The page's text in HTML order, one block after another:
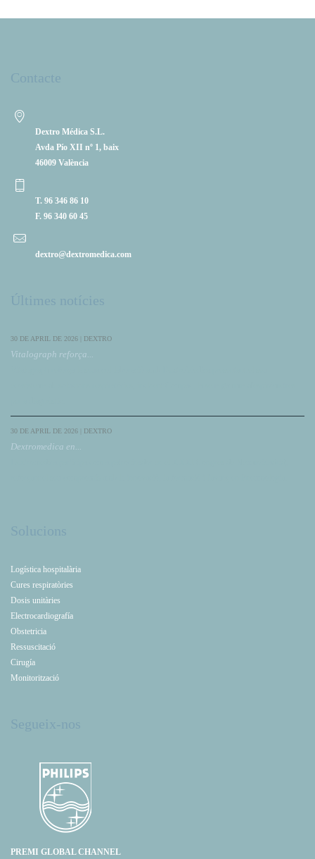
Dextro Médica S.L.
Avda Pío XII nº 1, baix
46009 València
T. 96 346 86 10
F. 96 340 60 45
dextro@dextromedica.com
30 DE APRIL DE 2026 | DEXTRO
Vitalograph reforça...
30 DE APRIL DE 2026 | DEXTRO
Dextromedica en...
Logística hospitalària
Cures respiratòries
Dosis unitàries
Electrocardiografía
Obstetricia
Ressuscitació
Cirugía
Monitorització
PREMI GLOBAL CHANNEL